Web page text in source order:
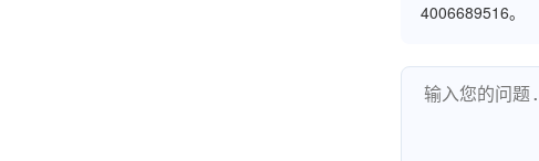
4006689516。